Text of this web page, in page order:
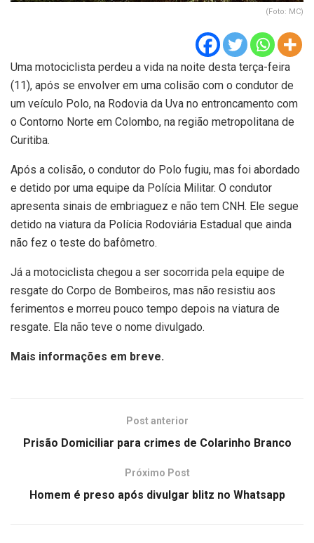
(Foto: MC)
Uma motociclista perdeu a vida na noite desta terça-feira
(11), após se envolver em uma colisão com o condutor de
um veículo Polo, na Rodovia da Uva no entroncamento com
o Contorno Norte em Colombo, na região metropolitana de
Curitiba.
Após a colisão, o condutor do Polo fugiu, mas foi abordado
e detido por uma equipe da Polícia Militar. O condutor
apresenta sinais de embriaguez e não tem CNH. Ele segue
detido na viatura da Polícia Rodoviária Estadual que ainda
não fez o teste do bafômetro.
Já a motociclista chegou a ser socorrida pela equipe de
resgate do Corpo de Bombeiros, mas não resistiu aos
ferimentos e morreu pouco tempo depois na viatura de
resgate. Ela não teve o nome divulgado.
Mais informações em breve.
Post anterior
Prisão Domiciliar para crimes de Colarinho Branco
Próximo Post
Homem é preso após divulgar blitz no Whatsapp